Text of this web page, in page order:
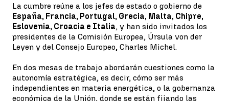
La cumbre reúne a los jefes de estado o gobierno de
España, Francia, Portugal, Grecia, Malta, Chipre,
Eslovenia, Croacia e Italia, y han sido invitados los
presidentes de la Comisión Europea, Úrsula von der
Leyen y del Consejo Europeo, Charles Michel.
En dos mesas de trabajo abordarán cuestiones como la
autonomía estratégica, es decir, cómo ser más
independientes en materia energética, o la gobernanza
económica de la Unión, donde se están fijando las